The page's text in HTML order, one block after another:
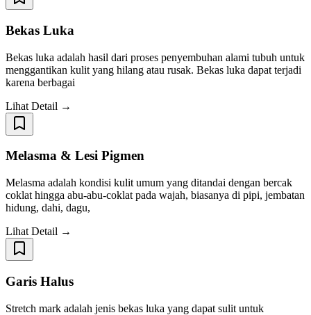
Bekas Luka
Bekas luka adalah hasil dari proses penyembuhan alami tubuh untuk
menggantikan kulit yang hilang atau rusak. Bekas luka dapat terjadi
karena berbagai
Lihat Detail →
Melasma & Lesi Pigmen
Melasma adalah kondisi kulit umum yang ditandai dengan bercak
coklat hingga abu-abu-coklat pada wajah, biasanya di pipi, jembatan
hidung, dahi, dagu,
Lihat Detail →
Garis Halus
Stretch mark adalah jenis bekas luka yang dapat sulit untuk